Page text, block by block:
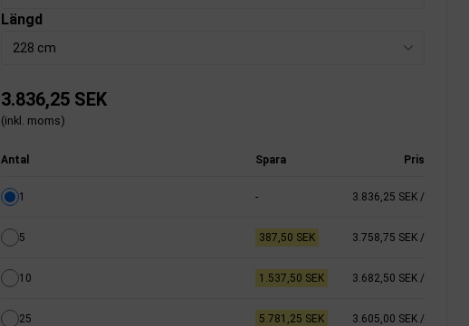
Längd
228 cm
3.836,25 SEK
(inkl. moms)
Antal Spara Pris
1 - 3.836,25 SEK /
5 387,50 SEK 3.758,75 SEK /
10 1.537,50 SEK 3.682,50 SEK /
25 5.781,25 SEK 3.605,00 SEK /